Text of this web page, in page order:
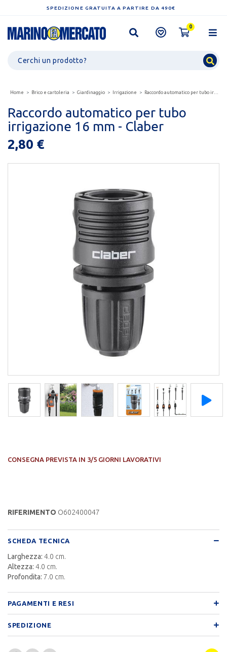
SPEDIZIONE GRATUITA A PARTIRE DA 490€
0
Home Brico e cartoleria Giardinaggio Irrigazione Raccordo automatico per tubo irrigazione 16 mm - claber
Raccordo automatico per tubo
irrigazione 16 mm - Claber
2,80 €
CONSEGNA PREVISTA IN 3/5 GIORNI LAVORATIVI
RIFERIMENTO O602400047
SCHEDA TECNICA
Larghezza: 4.0 cm.
Altezza: 4.0 cm.
Profondita: 7.0 cm.
PAGAMENTI E RESI
SPEDIZIONE